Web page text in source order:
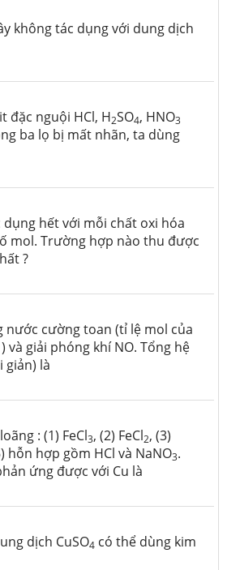
không tác dụng với dung dịch
đặc nguội HCl, H2SO4, HNO­3
ba lọ bị mất nhãn, ta dùng
dụng hết với mỗi chất oxi hóa
mol. Trường hợp nào thu được
?
nước cường toan (tỉ lệ mol của
và giải phóng khí NO. Tổng hệ
giản) là
: (1) FeCl3, (2) FeCl2, (3)
hỗn hợp gồm HCl và NaNO3.
ứng được với Cu là
dịch CuSO4 có thể dùng kim